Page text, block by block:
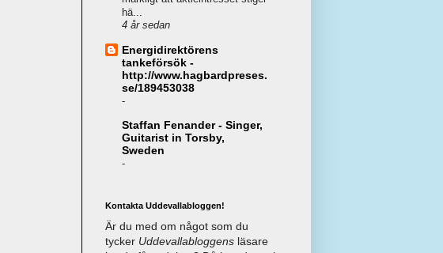
hä...
4 år sedan
Energidirektörens
tankeförsök -
http://www.hagbardpreses.
se/189453038
-
Staffan Fenander - Singer,
Guitarist in Torsby,
Sweden
-
Kontakta Uddevallabloggen!
Är du med om något som du
tycker Uddevallabloggens läsare